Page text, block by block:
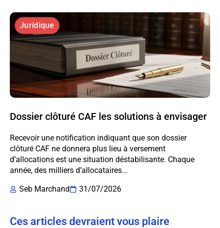
Juridique
Dossier clôturé CAF les solutions à envisager
Recevoir une notification indiquant que son dossier
clôturé CAF ne donnera plus lieu à versement
d’allocations est une situation déstabilisante. Chaque
année, des milliers d’allocataires...
Seb Marchand
31/07/2026
Ces articles devraient vous plaire